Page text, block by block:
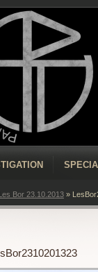
Bor 23.10.2013 »